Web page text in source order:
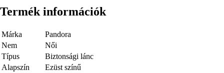
Termék információk
Márka
Pandora
Nem
Női
Típus
Biztonsági lánc
Alapszín
Ezüst színű